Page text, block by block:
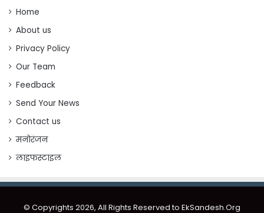
Home
About us
Privacy Policy
Our Team
Feedback
Send Your News
Contact us
मनोरंजन
लाइफस्टाइल
© Copyrights 2026, All Rights Reserved to EkSandesh.Org